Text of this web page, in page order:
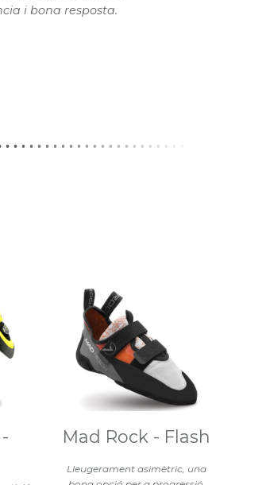
i bona resposta.
Lleugerament asimètric, una
Mad Rock - Flash